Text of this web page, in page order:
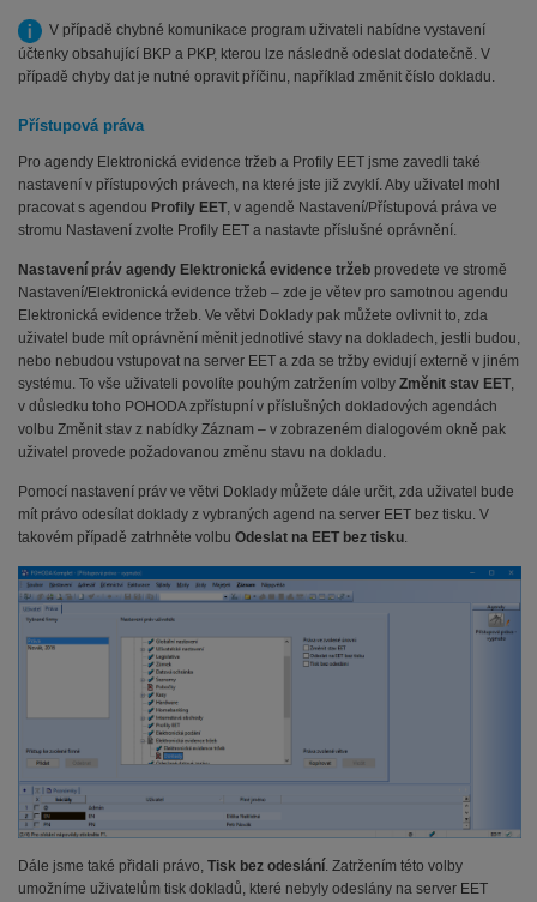
V případě chybné komunikace program uživateli nabídne vystavení
účtenky obsahující BKP a PKP, kterou lze následně odeslat dodatečně. V
případě chyby dat je nutné opravit příčinu, například změnit číslo dokladu.
Přístupová práva
Pro agendy Elektronická evidence tržeb a Profily EET jsme zavedli také
nastavení v přístupových právech, na které jste již zvyklí. Aby uživatel mohl
pracovat s agendou Profily EET , v agendě Nastavení/Přístupová práva ve
stromu Nastavení zvolte Profily EET a nastavte příslušné oprávnění.
Nastavení práv agendy Elektronická evidence tržeb provedete ve stromě
Nastavení/Elektronická evidence tržeb – zde je větev pro samotnou agendu
Elektronická evidence tržeb. Ve větvi Doklady pak můžete ovlivnit to, zda
uživatel bude mít oprávnění měnit jednotlivé stavy na dokladech, jestli budou,
nebo nebudou vstupovat na server EET a zda se tržby evidují externě v jiném
systému. To vše uživateli povolíte pouhým zatržením volby Změnit stav EET
v důsledku toho POHODA zpřístupní v příslušných dokladových agendách
volbu Změnit stav z nabídky Záznam – v zobrazeném dialogovém okně pak
uživatel provede požadovanou změnu stavu na dokladu.
Pomocí nastavení práv ve větvi Doklady můžete dále určit, zda uživatel bude
mít právo odesílat doklady z vybraných agend na server EET bez tisku. V
takovém případě zatrhněte volbu Odeslat na EET bez tisku
Dále jsme také přidali právo, Tisk bez odeslání. Zatržením této volby
umožníme uživatelům tisk dokladů, které nebyly odeslány na server EET